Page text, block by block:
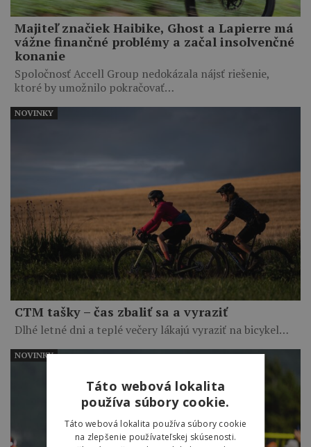
Majiteľ značiek Haibike, Ghost a Lapierre má
vážne finančné problémy a začal insolvenčné
konanie
Spoločnosť Accell Group nedokázala nájsť riešenie,
ktoré by umožnilo pokračovať…
CTM tašky – čas zbaliť sa a vyraziť
Dlhé letné dni a teplé večery lákajú vyraziť na bicykel…
NOVINKY
NOVINKY
Táto webová lokalita
používa súbory cookie.
Táto webová lokalita používa súbory cookie
na zlepšenie používateľskej skúsenosti.